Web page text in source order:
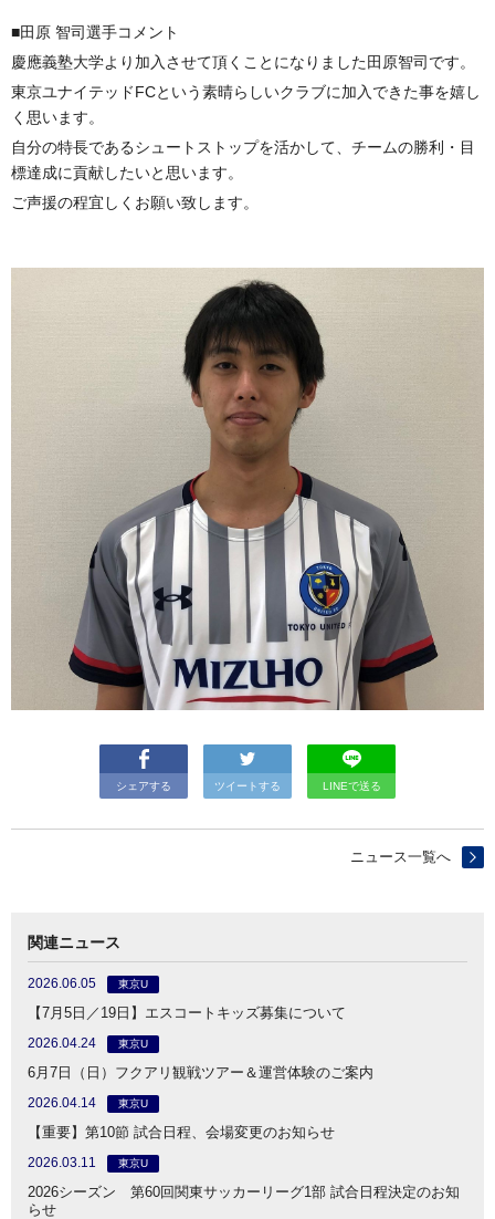
■田原 智司選手コメント
慶應義塾大学より加入させて頂くことになりました田原智司です。
東京ユナイテッドFCという素晴らしいクラブに加入できた事を嬉し
く思います。
自分の特長であるシュートストップを活かして、チームの勝利・目
標達成に貢献したいと思います。
ご声援の程宜しくお願い致します。
シェアする ツイートする LINEで送る
ニュース一覧へ
関連ニュース
2026.06.05 東京U
【7月5日／19日】エスコートキッズ募集について
2026.04.24 東京U
6月7日（日）フクアリ観戦ツアー＆運営体験のご案内
2026.04.14 東京U
【重要】第10節 試合日程、会場変更のお知らせ
2026.03.11 東京U
2026シーズン 第60回関東サッカーリーグ1部 試合日程決定のお知
らせ